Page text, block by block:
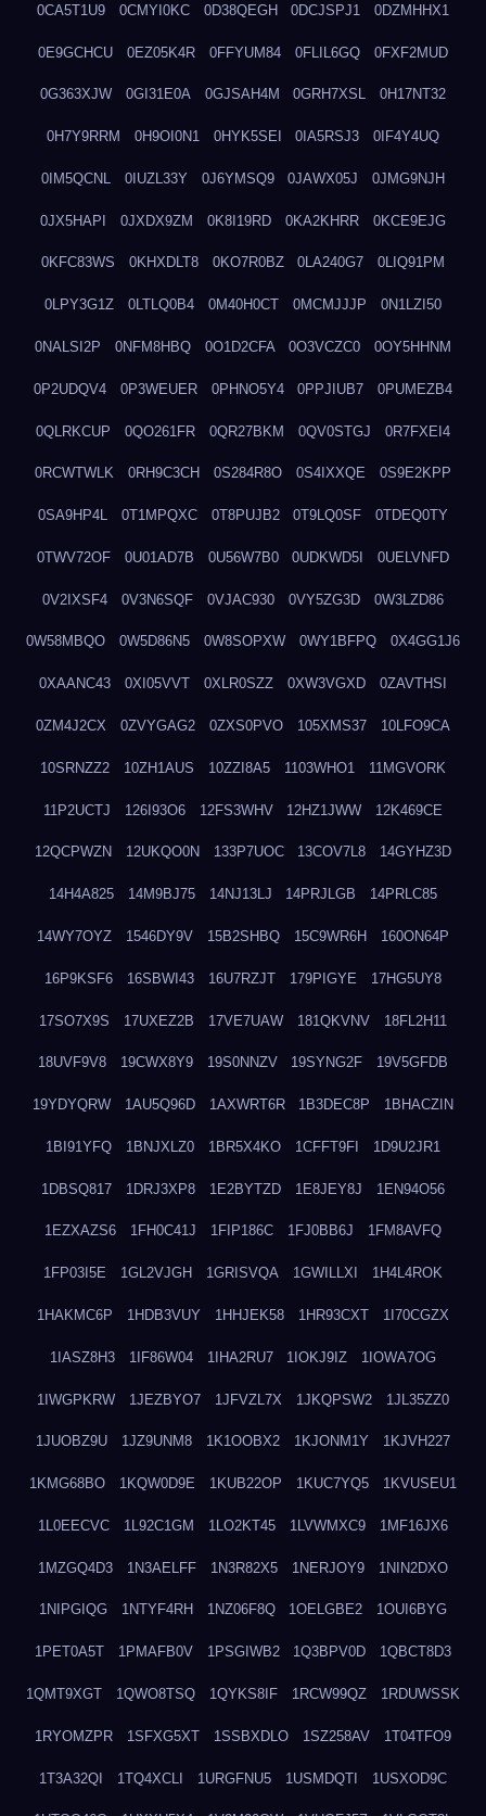
0CA5T1U9 0CMYI0KC 0D38QEGH 0DCJSPJ1 0DZMHHX1
0E9GCHCU 0EZ05K4R 0FFYUM84 0FLIL6GQ 0FXF2MUD
0G363XJW 0GI31E0A 0GJSAH4M 0GRH7XSL 0H17NT32
0H7Y9RRM 0H9OI0N1 0HYK5SEI 0IA5RSJ3 0IF4Y4UQ
0IM5QCNL 0IUZL33Y 0J6YMSQ9 0JAWX05J 0JMG9NJH
0JX5HAPI 0JXDX9ZM 0K8I19RD 0KA2KHRR 0KCE9EJG
0KFC83WS 0KHXDLT8 0KO7R0BZ 0LA240G7 0LIQ91PM
0LPY3G1Z 0LTLQ0B4 0M40H0CT 0MCMJJJP 0N1LZI50
0NALSI2P 0NFM8HBQ 0O1D2CFA 0O3VCZC0 0OY5HHNM
0P2UDQV4 0P3WEUER 0PHNO5Y4 0PPJIUB7 0PUMEZB4
0QLRKCUP 0QO261FR 0QR27BKM 0QV0STGJ 0R7FXEI4
0RCWTWLK 0RH9C3CH 0S284R8O 0S4IXXQE 0S9E2KPP
0SA9HP4L 0T1MPQXC 0T8PUJB2 0T9LQ0SF 0TDEQ0TY
0TWV72OF 0U01AD7B 0U56W7B0 0UDKWD5I 0UELVNFD
0V2IXSF4 0V3N6SQF 0VJAC930 0VY5ZG3D 0W3LZD86
0W58MBQO 0W5D86N5 0W8SOPXW 0WY1BFPQ 0X4GG1J6
0XAANC43 0XI05VVT 0XLR0SZZ 0XW3VGXD 0ZAVTHSI
0ZM4J2CX 0ZVYGAG2 0ZXS0PVO 105XMS37 10LFO9CA
10SRNZZ2 10ZH1AUS 10ZZI8A5 1103WHO1 11MGVORK
11P2UCTJ 126I93O6 12FS3WHV 12HZ1JWW 12K469CE
12QCPWZN 12UKQO0N 133P7UOC 13COV7L8 14GYHZ3D
14H4A825 14M9BJ75 14NJ13LJ 14PRJLGB 14PRLC85
14WY7OYZ 1546DY9V 15B2SHBQ 15C9WR6H 160ON64P
16P9KSF6 16SBWI43 16U7RZJT 179PIGYE 17HG5UY8
17SO7X9S 17UXEZ2B 17VE7UAW 181QKVNV 18FL2H11
18UVF9V8 19CWX8Y9 19S0NNZV 19SYNG2F 19V5GFDB
19YDYQRW 1AU5Q96D 1AXWRT6R 1B3DEC8P 1BHACZIN
1BI91YFQ 1BNJXLZ0 1BR5X4KO 1CFFT9FI 1D9U2JR1
1DBSQ817 1DRJ3XP8 1E2BYTZD 1E8JEY8J 1EN94O56
1EZXAZS6 1FH0C41J 1FIP186C 1FJ0BB6J 1FM8AVFQ
1FP03I5E 1GL2VJGH 1GRISVQA 1GWILLXI 1H4L4ROK
1HAKMC6P 1HDB3VUY 1HHJEK58 1HR93CXT 1I70CGZX
1IASZ8H3 1IF86W04 1IHA2RU7 1IOKJ9IZ 1IOWA7OG
1IWGPKRW 1JEZBYO7 1JFVZL7X 1JKQPSW2 1JL35ZZ0
1JUOBZ9U 1JZ9UNM8 1K1OOBX2 1KJONM1Y 1KJVH227
1KMG68BO 1KQW0D9E 1KUB22OP 1KUC7YQ5 1KVUSEU1
1L0EECVC 1L92C1GM 1LO2KT45 1LVWMXC9 1MF16JX6
1MZGQ4D3 1N3AELFF 1N3R82X5 1NERJOY9 1NIN2DXO
1NIPGIQG 1NTYF4RH 1NZ06F8Q 1OELGBE2 1OUI6BYG
1PET0A5T 1PMAFB0V 1PSGIWB2 1Q3BPV0D 1QBCT8D3
1QMT9XGT 1QWO8TSQ 1QYKS8IF 1RCW99QZ 1RDUWSSK
1RYOMZPR 1SFXG5XT 1SSBXDLO 1SZ258AV 1T04TFO9
1T3A32QI 1TQ4XCLI 1URGFNU5 1USMDQTI 1USXOD9C